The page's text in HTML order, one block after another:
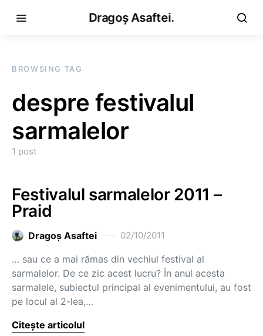
Dragoș Asaftei.
BROWSING TAG
despre festivalul
sarmalelor
1 post
Festivalul sarmalelor 2011 –
Praid
Dragoş Asaftei 02/10/2011
… sau ce a mai rămas din vechiul festival al
sarmalelor. De ce zic acest lucru? În anul acesta
sarmalele, subiectul principal al evenimentului, au fost
pe locul al 2-lea,…
Citește articolul